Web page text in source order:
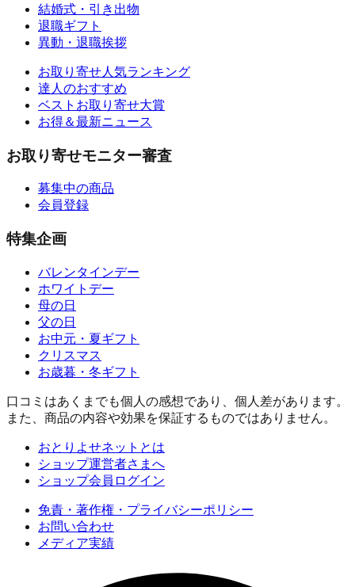
結婚式・引き出物
退職ギフト
異動・退職挨拶
お取り寄せ人気ランキング
達人のおすすめ
ベストお取り寄せ大賞
お得＆最新ニュース
お取り寄せモニター審査
募集中の商品
会員登録
特集企画
バレンタインデー
ホワイトデー
母の日
父の日
お中元・夏ギフト
クリスマス
お歳暮・冬ギフト
口コミはあくまでも個人の感想であり、個人差があります。
また、商品の内容や効果を保証するものではありません。
おとりよせネットとは
ショップ運営者さまへ
ショップ会員ログイン
免責・著作権・プライバシーポリシー
お問い合わせ
メディア実績